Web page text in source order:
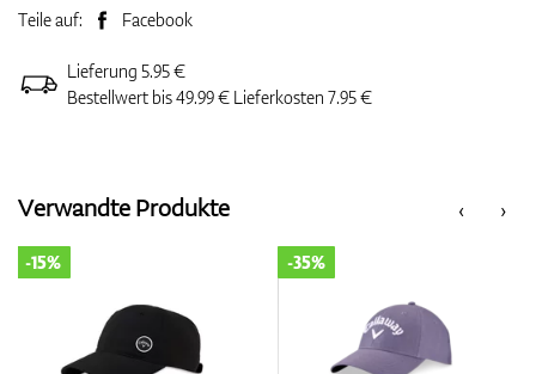
Teile auf: Facebook
Lieferung 5.95 €
Bestellwert bis 49.99 € Lieferkosten 7.95 €
‹
Verwandte Produkte ›
-15% -35%